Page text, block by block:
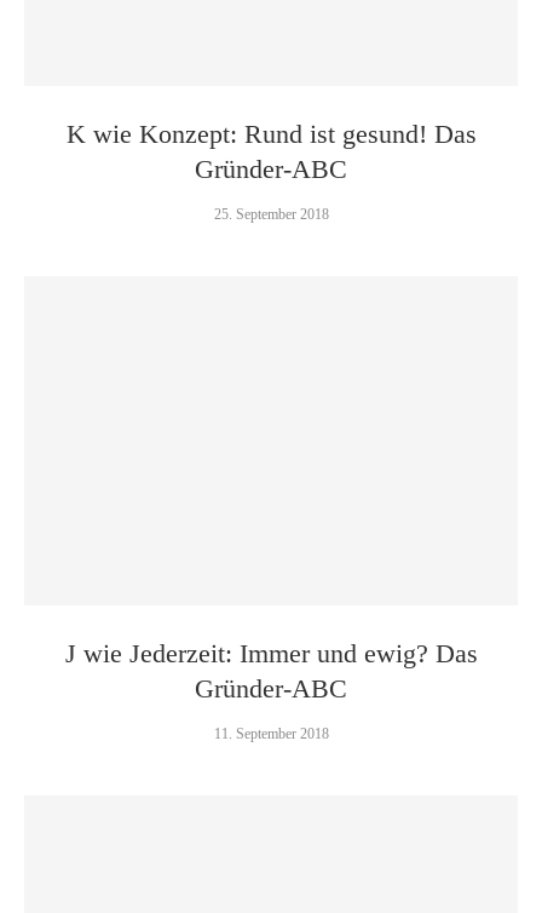
K wie Konzept: Rund ist gesund! Das
Gründer-ABC
25. September 2018
J wie Jederzeit: Immer und ewig? Das
Gründer-ABC
11. September 2018